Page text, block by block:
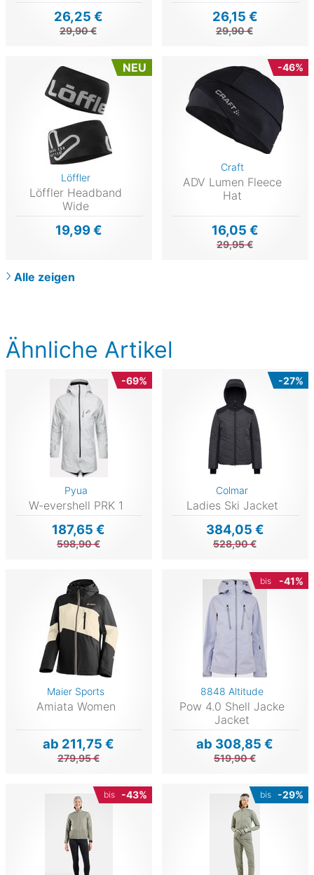
Ähnliche Artikel
-69%
Pyua
W-evershell PRK 1
187,65 €
598,90 €
-27%
Colmar
Ladies Ski Jacket
384,05 €
528,90 €
Maier Sports
Amiata Women
ab 211,75 €
279,95 €
bis -41%
8848 Altitude
Pow 4.0 Shell Jacke
Jacket
ab 308,85 €
519,90 €
bis -43% bis -29%
26,25 €
29,90 €
26,15 €
29,90 €
NEU
Löffler
Löffler Headband
Wide
19,99 €
-46%
Craft
ADV Lumen Fleece
Hat
16,05 €
29,95 €
Alle zeigen